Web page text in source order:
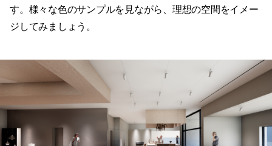
す。様々な色のサンプルを見ながら、理想の空間をイメー
ジしてみましょう。